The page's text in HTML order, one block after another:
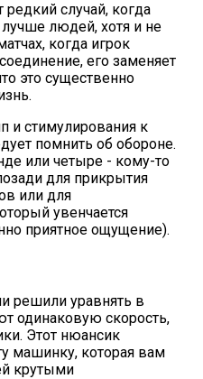
редкий случай, когда
людей, хотя и не
когда игрок
его заменяет
это существенно
и стимулирования к
помнить об обороне.
или четыре - кому-то
для прикрытия
или для
увенчается
приятное ощущение).
решили уравнять в
одинаковую скорость,
Этот нюансик
машинку, которая вам
крутыми